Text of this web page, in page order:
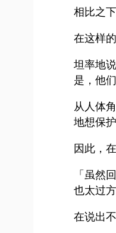
相比之
在这样
坦率地
是，他
从人体
地想保
因此，
「虽然
也太过
在说出